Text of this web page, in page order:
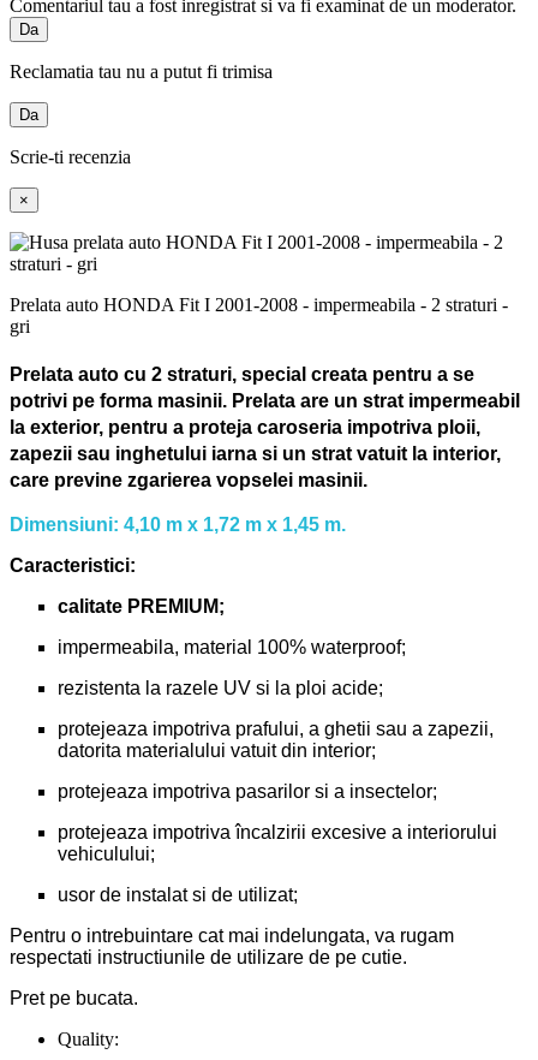
Comentariul tau a fost inregistrat si va fi examinat de un moderator.
Da
Reclamatia tau nu a putut fi trimisa
Da
Scrie-ti recenzia
×
Prelata auto HONDA Fit I 2001-2008 - impermeabila - 2 straturi -
gri
Prelata auto cu 2 straturi, special creata pentru a se
potrivi pe forma masinii. Prelata are un strat impermeabil
la exterior, pentru a proteja caroseria impotriva ploii,
zapezii sau inghetului iarna si un strat vatuit la interior,
care previne zgarierea vopselei masinii.
Dimensiuni: 4,10 m x 1,72 m x 1,45 m.
Caracteristici:
calitate PREMIUM;
impermeabila, material 100% waterproof;
rezistenta la razele UV si la ploi acide;
protejeaza impotriva prafului, a ghetii sau a zapezii,
datorita materialului vatuit din interior;
protejeaza impotriva pasarilor si a insectelor;
protejeaza impotriva încalzirii excesive a interiorului
vehiculului;
usor de instalat si de utilizat;
Pentru o intrebuintare cat mai indelungata, va rugam
respectati instructiunile de utilizare de pe cutie.
Pret pe bucata.
Quality: